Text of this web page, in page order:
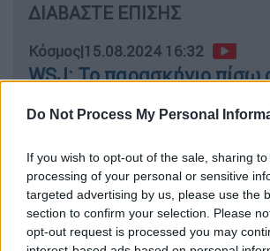
Do Not Process My Personal
If you wish to opt-out of the sale, sharing
processing of your personal or sensitive
targeted advertising by us, please use the
section to confirm your selection. Please
opt-out request is processed you may
ΔΙΑΒΑΣΤΕ ΕΠΙΣΗΣ
Κόσμος|15.08.2024 16:32
WSJ: Το παρασκήνιο πίσω
πιέσεις της CIA, και τα
Κόσμος|15.08.2024 17:39
Αισιοδοξία Λευκού Οίκου
διαπραγματεύσεις για τη